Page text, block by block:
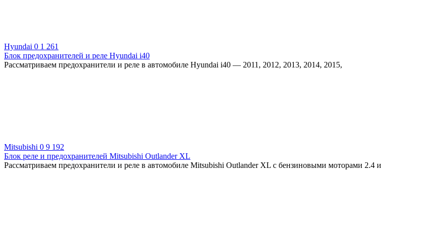
Hyundai 0 1 261
Блок предохранителей и реле Hyundai i40
Рассматриваем предохранители и реле в автомобиле Hyundai i40 — 2011, 2012, 2013, 2014, 2015,
Mitsubishi 0 9 192
Блок реле и предохранителей Mitsubishi Outlander XL
Рассматриваем предохранители и реле в автомобиле Mitsubishi Outlander XL с бензиновыми моторами 2.4 и